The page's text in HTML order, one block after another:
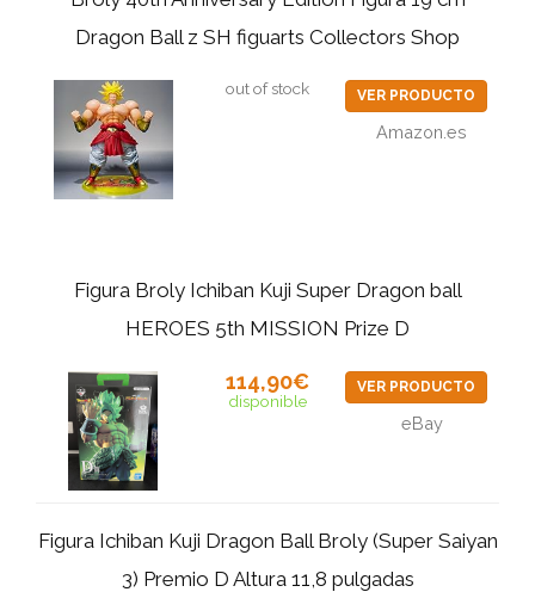
Dragon Ball z SH figuarts Collectors Shop
out of stock VER PRODUCTO
Amazon.es
Figura Broly Ichiban Kuji Super Dragon ball
HEROES 5th MISSION Prize D
114,90€
disponible
VER PRODUCTO
eBay
Figura Ichiban Kuji Dragon Ball Broly (Super Saiyan
3) Premio D Altura 11,8 pulgadas